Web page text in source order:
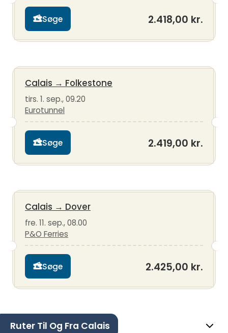
Søge 2.418,00 kr.
Calais → Folkestone
tirs. 1. sep., 09.20
Eurotunnel
Søge 2.419,00 kr.
Calais → Dover
fre. 11. sep., 08.00
P&O Ferries
Søge 2.425,00 kr.
Ruter Til Og Fra Calais